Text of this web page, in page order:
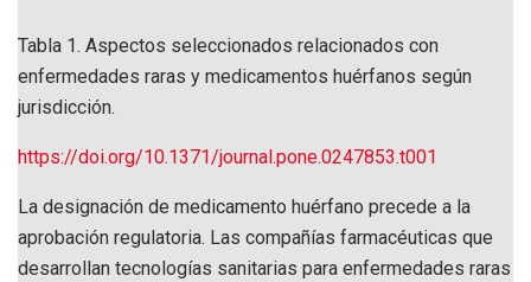
Tabla 1. Aspectos seleccionados relacionados con
enfermedades raras y medicamentos huérfanos según
jurisdicción.
https://doi.org/10.1371/journal.pone.0247853.t001
La designación de medicamento huérfano precede a la
aprobación regulatoria. Las compañías farmacéuticas que
desarrollan tecnologías sanitarias para enfermedades raras